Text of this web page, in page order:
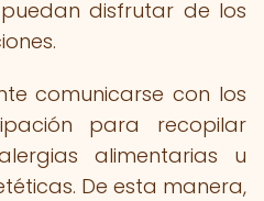
disfrutar de los
comunicarse con los
para recopilar
alimentarias u
De esta manera,